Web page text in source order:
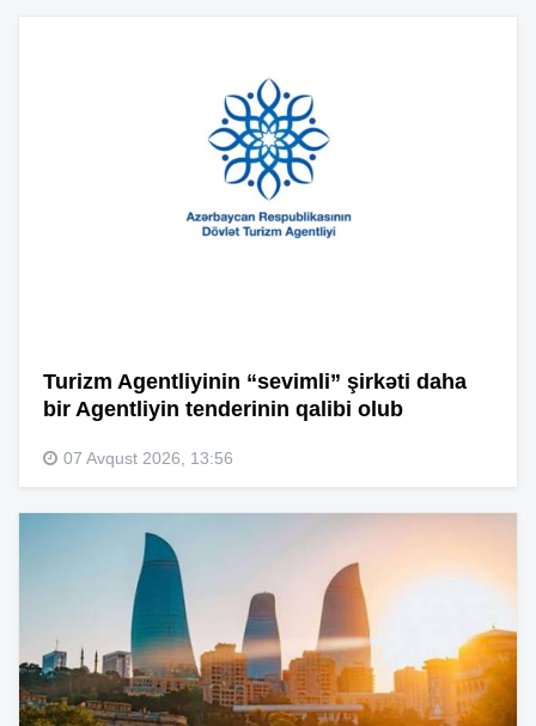
Turizm Agentliyinin “sevimli” şirkəti daha
bir Agentliyin tenderinin qalibi olub
07 Avqust 2026, 13:56